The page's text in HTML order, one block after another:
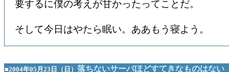
要するに僕の考えが甘かったってことだ。
そして今日はやたら眠い。ああもう寝よう。
■2004年05月23日（日） 落ちないサーバほどすてきなものはない